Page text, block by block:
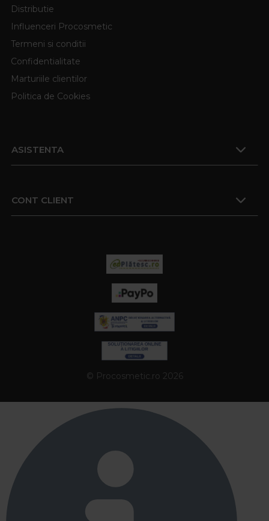
Distributie
Influenceri Procosmetic
Termeni si conditii
Confidentialitate
Marturiile clientilor
Politica de Cookies
ASISTENTA
CONT CLIENT
© Procosmetic.ro 2026